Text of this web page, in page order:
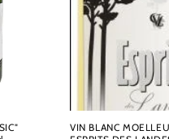
VIN BLANC